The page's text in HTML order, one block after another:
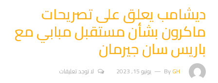
ديشامب يعلق على تصريحات
ماكرون بشأن مستقبل مبابي مع
باريس سان جيرمان
ByGH يونيو 15, 2023 لا توجد تعليقات